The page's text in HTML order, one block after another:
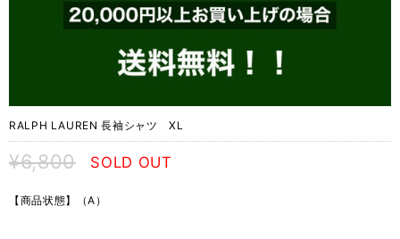
RALPH LAUREN 長袖シャツ XL
¥6,800 SOLD OUT
【商品状態】（A）